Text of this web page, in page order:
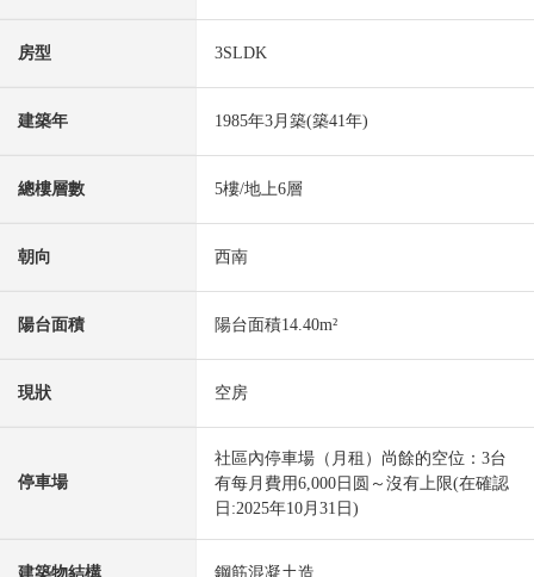
房型 3SLDK
建築年 1985年3月築(築41年)
總樓層數 5樓/地上6層
朝向 西南
陽台面積 陽台面積14.40m²
現狀 空房
停車場
社區內停車場（月租）尚餘的空位：3台
有每月費用6,000日圆～沒有上限(在確認
日:2025年10月31日)
建築物結構 鋼筋混凝土造